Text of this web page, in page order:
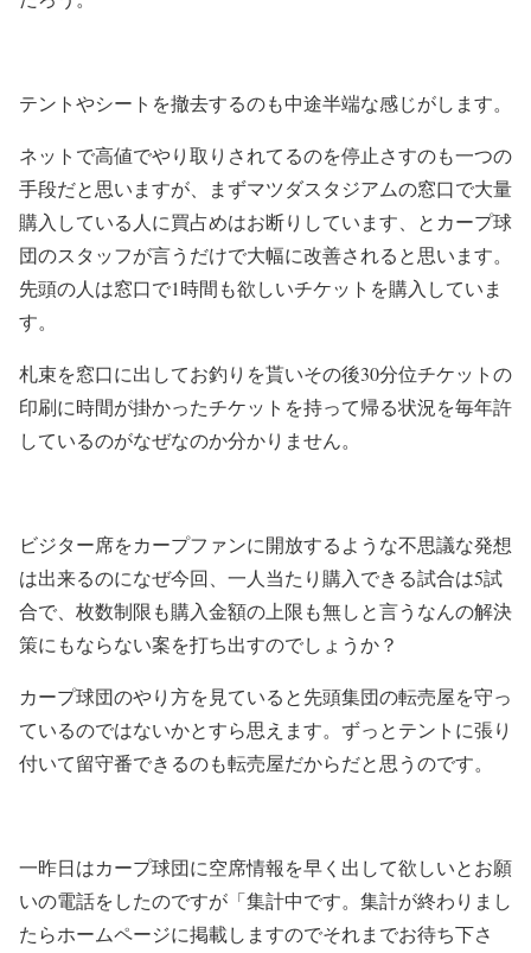
テントやシートを撤去するのも中途半端な感じがします。
ネットで高値でやり取りされてるのを停止さすのも一つの
手段だと思いますが、まずマツダスタジアムの窓口で大量
購入している人に買占めはお断りしています、とカープ球
団のスタッフが言うだけで大幅に改善されると思います。
先頭の人は窓口で1時間も欲しいチケットを購入していま
す。
札束を窓口に出してお釣りを貰いその後30分位チケットの
印刷に時間が掛かったチケットを持って帰る状況を毎年許
しているのがなぜなのか分かりません。
ビジター席をカープファンに開放するような不思議な発想
は出来るのになぜ今回、一人当たり購入できる試合は5試
合で、枚数制限も購入金額の上限も無しと言うなんの解決
策にもならない案を打ち出すのでしょうか？
カープ球団のやり方を見ていると先頭集団の転売屋を守っ
ているのではないかとすら思えます。ずっとテントに張り
付いて留守番できるのも転売屋だからだと思うのです。
一昨日はカープ球団に空席情報を早く出して欲しいとお願
いの電話をしたのですが「集計中です。集計が終わりまし
たらホームページに掲載しますのでそれまでお待ち下さ